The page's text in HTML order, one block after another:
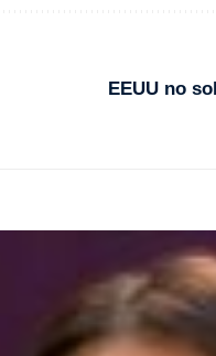
EEUU no